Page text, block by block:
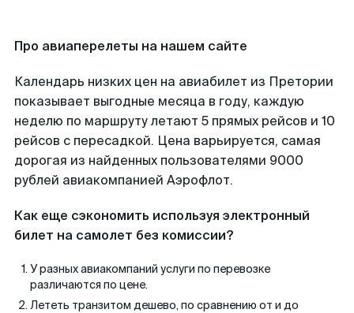
Про авиаперелеты на нашем сайте
Календарь низких цен на авиабилет из Претории
показывает выгодные месяца в году, каждую
неделю по маршруту летают 5 прямых рейсов и 10
рейсов с пересадкой. Цена варьируется, самая
дорогая из найденных пользователями 9000
рублей авиакомпанией Аэрофлот.
Как еще сэкономить используя электронный
билет на самолет без комиссии?
У разных авиакомпаний услуги по перевозке
различаются по цене.
Лететь транзитом дешево, по сравнению от и до